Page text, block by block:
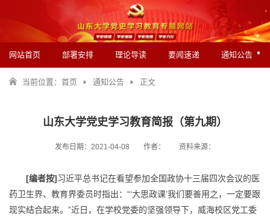
网站首页 部署安排 理论导读 要闻速递 通知公告
当前位置： 首页 通知公告 正文
山东大学党史学习教育简报（第九期）
发布日期：2021-04-08 作者： 资料来源：
[编者按]习近平总书记在看望参加全国政协十三届四次会议的医
药卫生界、教育界委员时指出：“‘大思政课’我们要善用之，一定要跟
现实结合起来。”近日，在学校党委的坚强领导下，威海校区党工委